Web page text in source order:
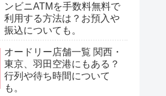
ンビニATMを手数料無料で
利用する方法は？お預入や
振込についても。
オードリー店舗一覧 関西・
東京、羽田空港にもある？
行列や待ち時間について
も。